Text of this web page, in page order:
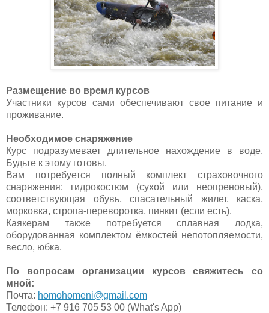
Размещение во время курсов
Участники курсов сами обеспечивают свое питание и
проживание.
Необходимое снаряжение
Курс подразумевает длительное нахождение в воде.
Будьте к этому готовы.
Вам потребуется полный комплект страховочного
снаряжения: гидрокостюм (сухой или неопреновый),
соответствующая обувь, спасательный жилет, каска,
морковка, стропа-переворотка, пинкит (если есть).
Каякерам также потребуется сплавная лодка,
оборудованная комплектом ёмкостей непотопляемости,
весло, юбка.
По вопросам организации курсов свяжитесь со
мной:
Почта: homohomeni@gmail.com
Телефон: +7 916 705 53 00 (What's App)